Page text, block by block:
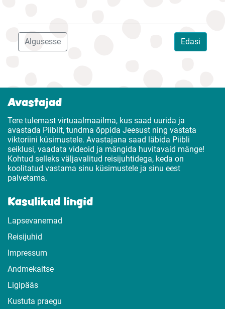
Edasi
Algusesse
Avastajad
Tere tulemast virtuaalmaailma, kus saad uurida ja
avastada Piiblit, tundma õppida Jeesust ning vastata
viktoriini küsimustele. Avastajana saad läbida Piibli
seiklusi, vaadata videoid ja mängida huvitavaid mänge!
Kohtud selleks väljavalitud reisijuhtidega, keda on
koolitatud vastama sinu küsimustele ja sinu eest
palvetama.
Kasulikud lingid
Lapsevanemad
Reisijuhid
Impressum
Andmekaitse
Ligipääs
Kustuta praegu